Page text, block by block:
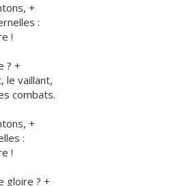
+
:
!
? +
le vaillant,
combats.
+
:
!
gloire ? +